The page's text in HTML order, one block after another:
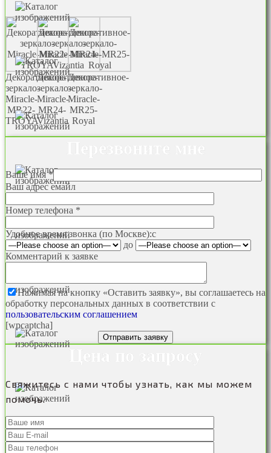
Декоративное-
зеркало-
Miracle-
MR22-
TROYA
Декоративное-
зеркало-
Miracle-
MR24-
Vizantia
Декоративное-
зеркало-
Miracle-
MR25-
Royal
Ваше имя *
Ваш адрес емайл
Номер телефона *
Удобное время звонка (по Москве):c
до
Комментарий к заявке
Нажимая на кнопку «Оставить заявку», вы соглашаетесь на
обработку персональных данных в соответствии с
пользовательским соглашением
[wpcaptcha]
Свяжитесь с нами чтобы узнать, как мы можем
помочь.